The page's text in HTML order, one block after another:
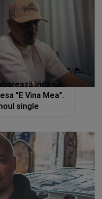
"E Vina Mea".
single